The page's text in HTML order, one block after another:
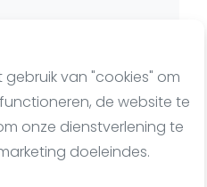
van "cookies" om
de website te
onze dienstverlening te
doeleindes.